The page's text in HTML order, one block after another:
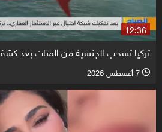
12:36
تركيا تسحب الجنسية من المئات بعد
l 7 أغسطس 2026